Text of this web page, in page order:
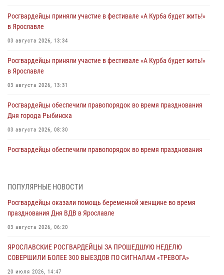
Росгвардейцы приняли участие в фестивале «А Курба будет жить!»
в Ярославле
03 августа 2026, 13:34
Росгвардейцы приняли участие в фестивале «А Курба будет жить!»
в Ярославле
03 августа 2026, 13:31
Росгвардейцы обеспечили правопорядок во время празднования
Дня города Рыбинска
03 августа 2026, 08:30
Росгвардейцы обеспечили правопорядок во время празднования
более 300 выездов по сигналам «тревога»
03 августа 2026, 07:24
празднования Дня ВДВ в Ярославле
ПОПУЛЯРНЫЕ НОВОСТИ
Росгвардейцы оказали помощь беременной женщине во время
празднования Дня ВДВ в Ярославле
03 августа 2026, 06:20
ЯРОСЛАВСКИЕ РОСГВАРДЕЙЦЫ ЗА ПРОШЕДШУЮ НЕДЕЛЮ
СОВЕРШИЛИ БОЛЕЕ 300 ВЫЕЗДОВ ПО СИГНАЛАМ «ТРЕВОГА»
20 июля 2026, 14:47